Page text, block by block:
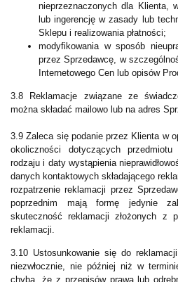
nieprzeznaczonych dla Klienta,
lub ingerencję w zasady lub
Sklepu i realizowania płatności;
modyfikowania w sposób
przez Sprzedawcę, w
Internetowego Cen lub opisów
3.8 Reklamacje związane ze
można składać mailowo lub na adres
3.9 Zaleca się podanie przez Klienta w
okoliczności dotyczących
rodzaju i daty wystąpienia
danych kontaktowych składającego
rozpatrzenie reklamacji przez
poprzednim mają formę jedynie
skuteczność reklamacji złożonych z
reklamacji.
3.10 Ustosunkowanie się do
niezwłocznie, nie później niż w
chyba, że z przepisów prawa lub